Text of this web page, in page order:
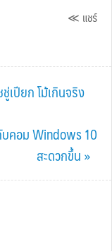
≪ แชร์
เปียก โม้เกินจริง
คอม Windows 10
สะดวกขึ้น »